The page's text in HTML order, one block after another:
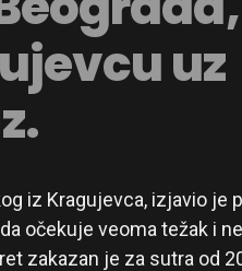
uz
iz Kragujevca, izjavio je
očekuje veoma težak i
zakazan je za sutra od